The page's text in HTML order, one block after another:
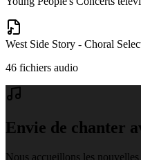
West Side Story - Choral
46 fichiers audio
Envie de chanter
Nous accueillons les